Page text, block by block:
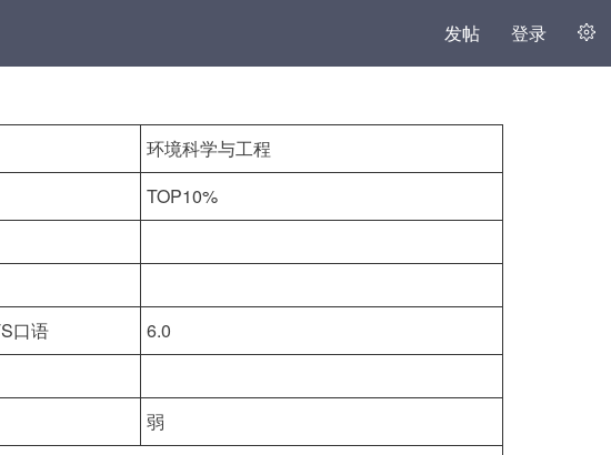
发帖 登录
环境科学与工程
TOP10%
口语
6.0
弱